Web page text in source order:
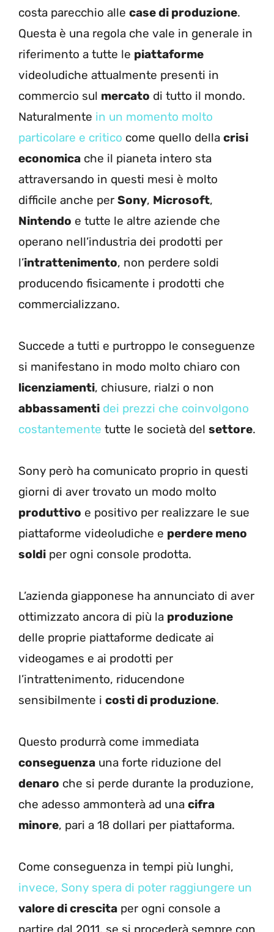
costa parecchio alle case di produzione.
Questa è una regola che vale in generale in
riferimento a tutte le piattaforme
videoludiche attualmente presenti in
commercio sul mercato di tutto il mondo.
Naturalmente in un momento molto
particolare e critico come quello della crisi
economica che il pianeta intero sta
attraversando in questi mesi è molto
difficile anche per Sony, Microsoft,
Nintendo e tutte le altre aziende che
operano nell’industria dei prodotti per
l’intrattenimento, non perdere soldi
producendo fisicamente i prodotti che
commercializzano.
Succede a tutti e purtroppo le conseguenze
si manifestano in modo molto chiaro con
licenziamenti, chiusure, rialzi o non
abbassamenti dei prezzi che coinvolgono
costantemente tutte le società del settore.
Sony però ha comunicato proprio in questi
giorni di aver trovato un modo molto
produttivo e positivo per realizzare le sue
piattaforme videoludiche e perdere meno
soldi per ogni console prodotta.
L’azienda giapponese ha annunciato di aver
ottimizzato ancora di più la produzione
delle proprie piattaforme dedicate ai
videogames e ai prodotti per
l’intrattenimento, riducendone
sensibilmente i costi di produzione.
Questo produrrà come immediata
conseguenza una forte riduzione del
denaro che si perde durante la produzione,
che adesso ammonterà ad una cifra
minore, pari a 18 dollari per piattaforma.
Come conseguenza in tempi più lunghi,
invece, Sony spera di poter raggiungere un
valore di crescita per ogni console a